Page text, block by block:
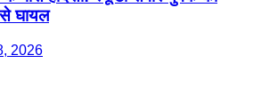
से घायल
2026